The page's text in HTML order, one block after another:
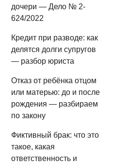
дочери — Дело № 2-
624/2022
Кредит при разводе: как
делятся долги супругов
— разбор юриста
Отказ от ребёнка отцом
или матерью: до и после
рождения — разбираем
по закону
Фиктивный брак: что это
такое, какая
ответственность и